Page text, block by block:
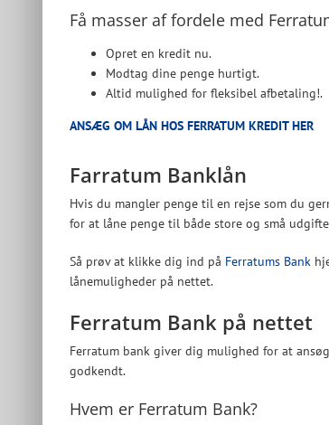
Få masser af fordele med
Opret en kredit nu.
Modtag dine penge hurtigt.
Altid mulighed for fleksibel afbetaling!.
ANSÆG OM LÅN HOS FERRATUM KREDIT HER
Farratum Banklån
Hvis du mangler penge til en rejse som du
for at låne penge til både store og små
Så prøv at klikke dig ind på Ferratums Bank
lånemuligheder på nettet.
Ferratum Bank på nettet
Ferratum bank giver dig mulighed for at
godkendt.
Hvem er Ferratum Bank?